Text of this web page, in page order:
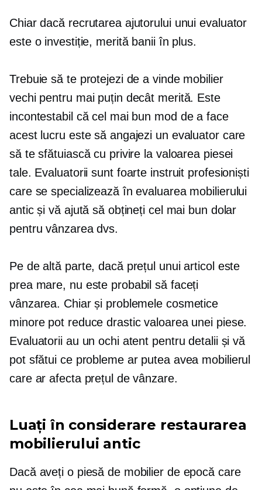
Chiar dacă recrutarea ajutorului unui evaluator
este o investiție, merită banii în plus.
Trebuie să te protejezi de a vinde mobilier
vechi pentru mai puțin decât merită. Este
incontestabil că cel mai bun mod de a face
acest lucru este să angajezi un evaluator care
să te sfătuiască cu privire la valoarea piesei
tale. Evaluatorii sunt foarte instruit profesioniști
care se specializează în evaluarea mobilierului
antic și vă ajută să obțineți cel mai bun dolar
pentru vânzarea dvs.
Pe de altă parte, dacă prețul unui articol este
prea mare, nu este probabil să faceți
vânzarea. Chiar și problemele cosmetice
minore pot reduce drastic valoarea unei piese.
Evaluatorii au un ochi atent pentru detalii și vă
pot sfătui ce probleme ar putea avea mobilierul
care ar afecta prețul de vânzare.
Luați în considerare restaurarea
mobilierului antic
Dacă aveți o piesă de mobilier de epocă care